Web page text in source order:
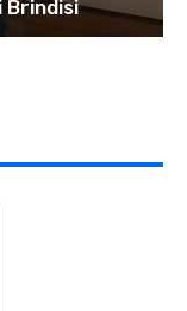
Brindisi